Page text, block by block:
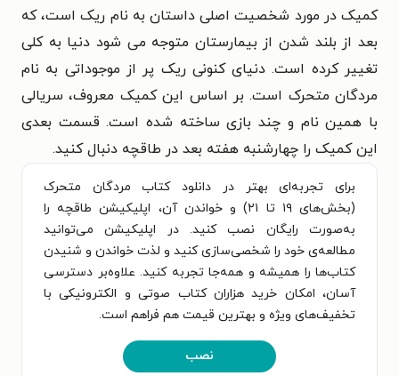
کمیک در مورد شخصیت اصلی داستان به نام ریک است، که
بعد از بلند شدن از بیمارستان متوجه می شود دنیا به کلی
تغییر کرده است. دنیای کنونی ریک پر از موجوداتی به نام
مردگان متحرک است. بر اساس این کمیک معروف، سریالی
با همین نام و چند بازی ساخته شده است. قسمت بعدی
این کمیک را چهارشنبه هفته بعد در طاقچه دنبال کنید.
برای تجربه‌ای بهتر در دانلود کتاب مردگان متحرک
(بخش‌‌های ۱۹ تا ۲۱) و خواندن آن، اپلیکیشن طاقچه را
به‌صورت رایگان نصب کنید. در اپلیکیشن می‌توانید
مطالعه‌ی خود را شخصی‌سازی کنید و لذت خواندن و شنیدن
کتاب‌ها را همیشه و همه‌جا تجربه کنید. علاوه‌بر دسترسی
آسان، امکان خرید هزاران کتاب صوتی و الکترونیکی با
تخفیف‌های ویژه و بهترین قیمت هم فراهم است.
نصب